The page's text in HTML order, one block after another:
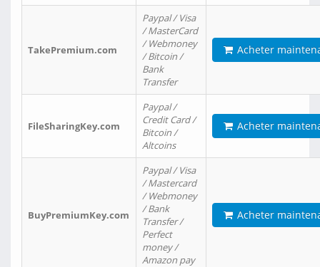
TakePremium.com
Paypal / Visa
/ MasterCard
/ Webmoney
/ Bitcoin /
Bank
Transfer
Acheter
FileSharingKey.com
Paypal /
Credit Card /
Bitcoin /
Altcoins
Acheter
BuyPremiumKey.com
Paypal / Visa
/ Mastercard
/ Webmoney
/ Bank
Transfer /
Perfect
money /
Amazon pay
Acheter